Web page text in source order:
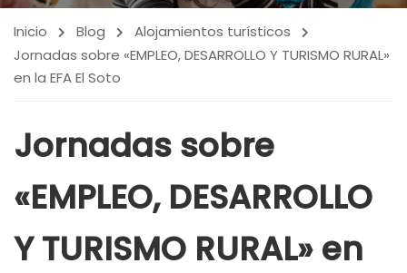
Inicio Blog
Alojamientos turísticos
Jornadas sobre «EMPLEO, DESARROLLO Y TURISMO RURAL»
en la EFA El Soto
Jornadas sobre
«EMPLEO, DESARROLLO
Y TURISMO RURAL» en